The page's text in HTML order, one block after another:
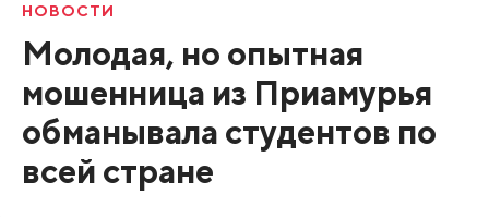
НОВОСТИ
Молодая, но опытная
мошенница из Приамурья
обманывала студентов по
всей стране